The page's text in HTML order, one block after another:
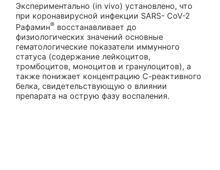
Экспериментально (in vivo) установлено, что
при коронавирусной инфекции SARS- CoV-2
Рафамин® восстанавливает до
физиологических значений основные
гематологические показатели иммунного
статуса (содержание лейкоцитов,
тромбоцитов, моноцитов и гранулоцитов), а
также понижает концентрацию С-реактивного
белка, свидетельствующую о влиянии
препарата на острую фазу воспаления.